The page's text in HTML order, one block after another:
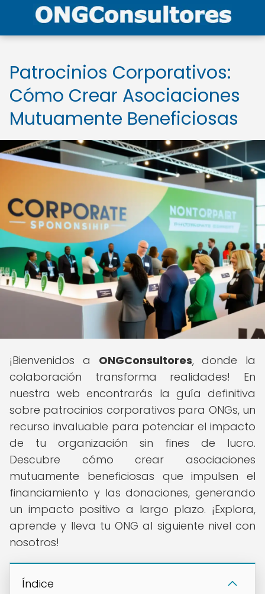
Patrocinios Corporativos:
Cómo Crear Asociaciones
Mutuamente Beneficiosas
¡Bienvenidos a ONGConsultores, donde la
colaboración transforma realidades! En
nuestra web encontrarás la guía definitiva
sobre patrocinios corporativos para ONGs, un
recurso invaluable para potenciar el impacto
de tu organización sin fines de lucro.
Descubre cómo crear asociaciones
mutuamente beneficiosas que impulsen el
financiamiento y las donaciones, generando
un impacto positivo a largo plazo. ¡Explora,
aprende y lleva tu ONG al siguiente nivel con
nosotros!
Índice